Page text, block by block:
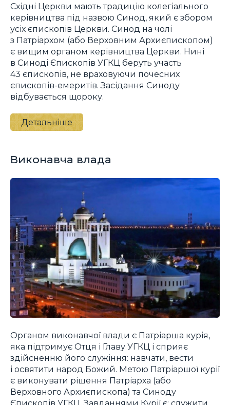
Східні Церкви мають традицію колегіального
керівництва під назвою Синод, який є збором
усіх єпископів Церкви. Синод на чолі
з Патріархом (або Верховним Архиєпископом)
є вищим органом керівництва Церкви. Нині
в Синоді Єпископів УГКЦ беруть участь
43 єпископів, не враховуючи почесних
єпископів-емеритів. Засідання Синоду
відбувається щороку.
Детальніше
Виконавча влада
Органом виконавчої влади є Патріарша курія,
яка підтримує Отця і Главу УГКЦ і сприяє
здійсненню його служіння: навчати, вести
і освятити народ Божий. Метою Патріаршої курії
є виконувати рішення Патріарха (або
Верховного Архиєпископа) та Синоду
Єпископів УГКЦ. Завданнями Курії є: служити